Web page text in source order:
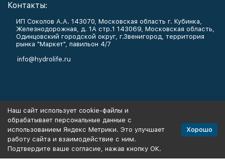
Контакты:
ИП Соколов А.А. 143070, Московская область г. Кубинка,
Железнодорожная, д. 1А стр.1 143069, Московская область,
Одинцовский городской округ, г.Звенигород, территория
рынка "Маркет", павильон 4/7
info@hydrolife.ru
Информация
Наш сайт использует cookie-файлы и
обрабатывает персональные данные с
использованием Яндекс Метрики. Это улучшает
работу сайта и взаимодействие с ним.
Подтвердите ваше согласие, нажав кнопку ОК.
Хорошо